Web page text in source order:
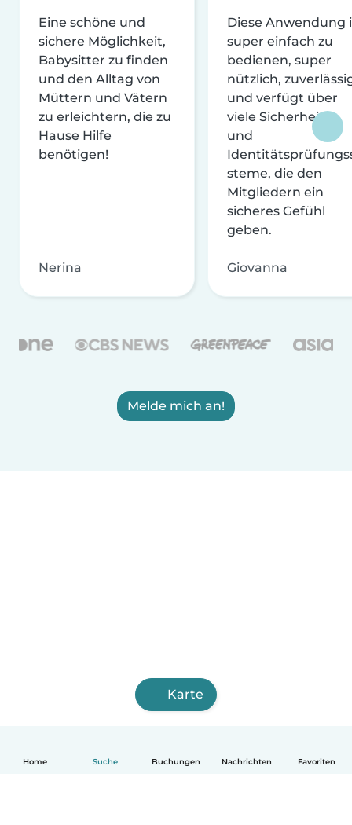
Home Suche Buchungen Nachrichten Favoriten
Eine schöne und
sichere Möglichkeit,
Babysitter zu finden
und den Alltag von
Müttern und Vätern
zu erleichtern, die zu
Hause Hilfe
benötigen!
Nerina
Diese Anwendung
super einfach zu
bedienen, super
nützlich,
und verfügt über
viele Sicherheits-
und
steme, die den
Mitgliedern ein
sicheres Gefühl
geben.
Giovanna
Melde mich an!
Karte